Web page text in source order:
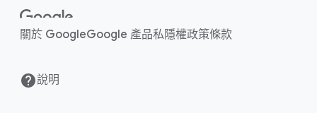
關於 GoogleGoogle 產品私隱權​政策條款
說明